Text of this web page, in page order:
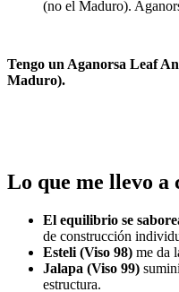
Tengo un Aganorsa Leaf
Maduro).
Lo que me llevo a
El equilibrio se
de construcción
Esteli (Viso 98) me da
Jalapa (Viso 99)
estructura.